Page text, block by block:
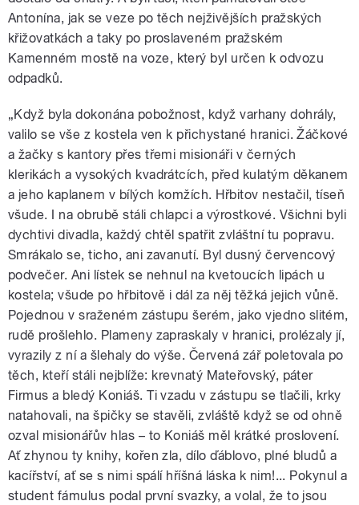
Antonína, jak se veze po těch nejživějších pražských
křižovatkách a taky po proslaveném pražském
Kamenném mostě na voze, který byl určen k odvozu
odpadků.
„Když byla dokonána pobožnost, když varhany dohrály,
valilo se vše z kostela ven k přichystané hranici. Žáčkové
a žačky s kantory přes třemi misionáři v černých
klerikách a vysokých kvadrátcích, před kulatým děkanem
a jeho kaplanem v bílých komžích. Hřbitov nestačil, tíseň
všude. I na obrubě stáli chlapci a výrostkové. Všichni byli
dychtivi divadla, každý chtěl spatřit zvláštní tu popravu.
Smrákalo se, ticho, ani zavanutí. Byl dusný červencový
podvečer. Ani lístek se nehnul na kvetoucích lipách u
kostela; všude po hřbitově i dál za něj těžká jejich vůně.
Pojednou v sraženém zástupu šerém, jako vjedno slitém,
rudě prošlehlo. Plameny zapraskaly v hranici, prolézaly jí,
vyrazily z ní a šlehaly do výše. Červená zář poletovala po
těch, kteří stáli nejblíže: krevnatý Mateřovský, páter
Firmus a bledý Koniáš. Ti vzadu v zástupu se tlačili, krky
natahovali, na špičky se stavěli, zvláště když se od ohně
ozval misionářův hlas – to Koniáš měl krátké proslovení.
Ať zhynou ty knihy, kořen zla, dílo ďáblovo, plné bludů a
kacířství, ať se s nimi spálí hříšná láska k nim!... Pokynul a
student fámulus podal první svazky, a volal, že to jsou